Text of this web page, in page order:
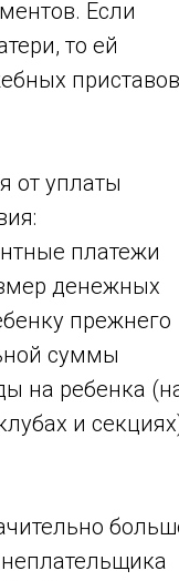
Если
то ей
приставов
от уплаты
платежи
денежных
прежнего
суммы
на ребенка
и